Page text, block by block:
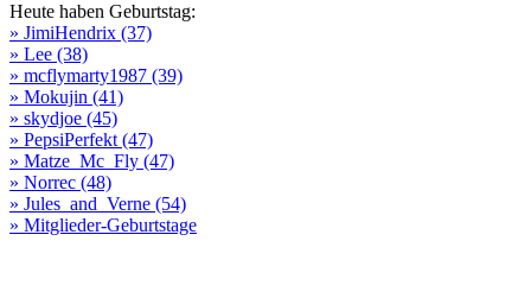
Heute haben Geburtstag:
» JimiHendrix (37)
» Lee (38)
» mcflymarty1987 (39)
» Mokujin (41)
» skydjoe (45)
» PepsiPerfekt (47)
» Matze_Mc_Fly (47)
» Norrec (48)
» Jules_and_Verne (54)
» Mitglieder-Geburtstage